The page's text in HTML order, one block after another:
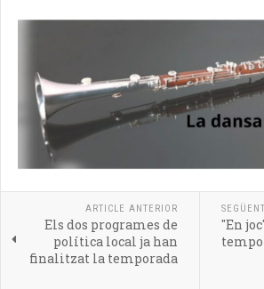
ARTICLE ANTERIOR
Els dos programes de
política local ja han
finalitzat la temporada
"En